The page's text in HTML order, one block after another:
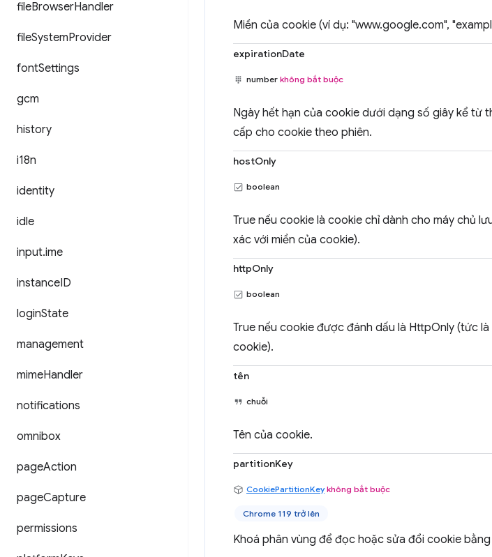
fileBrowserHandler
fileSystemProvider
fontSettings
gcm
history
i18n
identity
idle
input.ime
instanceID
loginState
management
mimeHandler
notifications
omnibox
pageAction
pageCapture
permissions
Miền của cookie (ví dụ: "www.google.com",
expirationDate
number không bắt buộc
Ngày hết hạn của cookie dưới dạng số giây kể từ
cấp cho cookie theo phiên.
hostOnly
boolean
True nếu cookie là cookie chỉ dành cho máy chủ
xác với miền của cookie).
httpOnly
boolean
True nếu cookie được đánh dấu là HttpOnly (tức
cookie).
tên
chuỗi
Tên của cookie.
partitionKey
CookiePartitionKey không bắt buộc
Chrome 119 trở lên
Khoá phân vùng để đọc hoặc sửa đổi cookie